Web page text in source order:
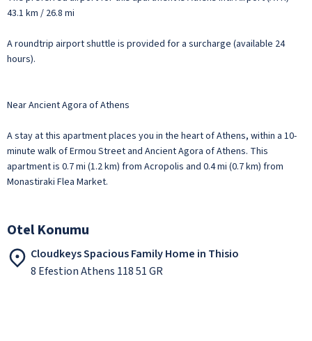
43.1 km / 26.8 mi
A roundtrip airport shuttle is provided for a surcharge (available 24
hours).
Near Ancient Agora of Athens
A stay at this apartment places you in the heart of Athens, within a 10-
minute walk of Ermou Street and Ancient Agora of Athens. This
apartment is 0.7 mi (1.2 km) from Acropolis and 0.4 mi (0.7 km) from
Monastiraki Flea Market.
Otel Konumu
Cloudkeys Spacious Family Home in Thisio
8 Efestion Athens 118 51 GR